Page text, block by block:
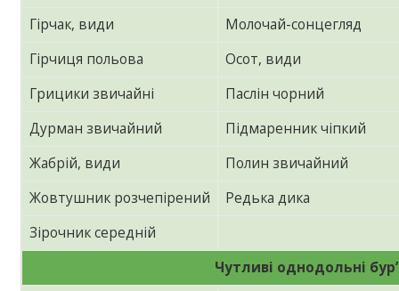
Гірчак, види
Молочай-сонцегляд
Гірчиця польова
Осот, види
Грицики звичайні
Паслін чорний
Дурман звичайний
Підмаренник чіпкий
Жабрій, види
Полин звичайний
Жовтушник розчепірений
Редька дика
Зірочник середній
Чутливі однодольні